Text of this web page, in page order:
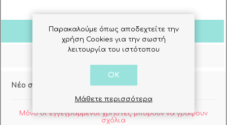
Σχόλια Πελατών
Νέο σχόλιο
Μόνο οι εγγεγραμμένοι χρήστες μπορούν να γράψουν
σχόλια
Παρακαλούμε όπως αποδεχτείτε την
χρήση Cookies για την σωστή
λειτουργία του ιστότοπου
OK
Μάθετε περισσότερα